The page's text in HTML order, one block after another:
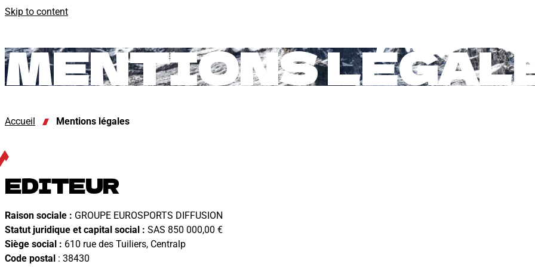
Skip to content
MENTIONS
Accueil Mentions légales
EDITEUR
Raison sociale : GROUPE EUROSPORTS DIFFUSION
Statut juridique et capital social : SAS 850 000,00 €
Siège social : 610 rue des Tuiliers, Centralp
Code postal : 38430